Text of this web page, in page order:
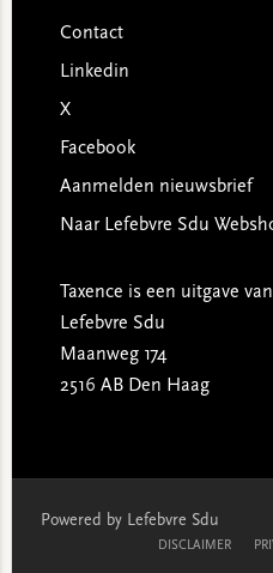
Contact
Linkedin
X
Facebook
Aanmelden nieuwsbrief
Naar Lefebvre Sdu
Taxence is een uitgave van
Lefebvre Sdu
Maanweg 174
2516 AB Den Haag
Powered by Lefebvre Sdu
DISCLAIMER